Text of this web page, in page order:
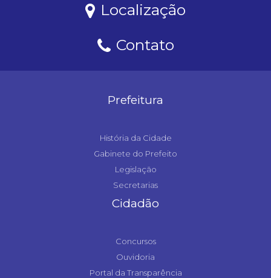
Localização
Contato
Prefeitura
História da Cidade
Gabinete do Prefeito
Legislação
Secretarias
Cidadão
Concursos
Ouvidoria
Portal da Transparência